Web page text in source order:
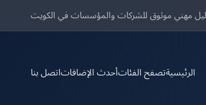
مهني موثوق للشركات والمؤسسات في الكويت
الرئيسيةتصفح الفئاتأحدث الإضافاتاتصل بنا